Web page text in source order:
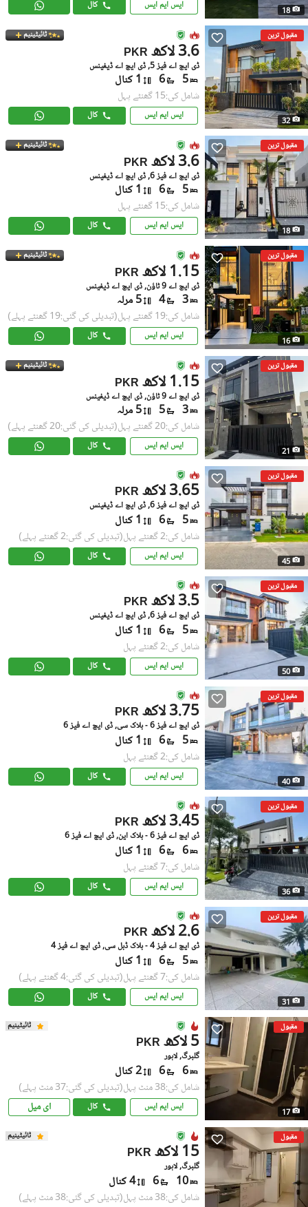
18 ایس ایم ایس کال
مقبول ترین
32
ٹائیٹینیم
PKR 3.6 لاکھ
ڈی ایچ اے فیز 5, ڈی ایچ اے ڈیفینس
5
6 1 کنال
شامل کی:15 گھنٹے پہل
ایس ایم ایس کال
مقبول ترین
18
ٹائیٹینیم
PKR 3.6 لاکھ
ڈی ایچ اے فیز 6, ڈی ایچ اے ڈیفینس
5
6 1 کنال
شامل کی:15 گھنٹے پہل
ایس ایم ایس کال
مقبول ترین
16
ٹائیٹینیم
PKR 1.15 لاکھ
ڈی ایچ اے 9 ٹاؤن, ڈی ایچ اے ڈیفینس
3
4 5 مرلہ
شامل کی:19 گھنٹے پہل (تبدیلی کی گئی:19 گھنٹے پہلے)
ایس ایم ایس کال
مقبول ترین
21
ٹائیٹینیم
PKR 1.15 لاکھ
ڈی ایچ اے 9 ٹاؤن, ڈی ایچ اے ڈیفینس
3
5 5 مرلہ
شامل کی:20 گھنٹے پہل (تبدیلی کی گئی:20 گھنٹے پہلے)
ایس ایم ایس کال
مقبول ترین
45
PKR 3.65 لاکھ
ڈی ایچ اے فیز 6, ڈی ایچ اے ڈیفینس
5
6 1 کنال
شامل کی:2 گھنٹے پہل (تبدیلی کی گئی:2 گھنٹے پہلے)
ایس ایم ایس کال
مقبول ترین
50
PKR 3.5 لاکھ
ڈی ایچ اے فیز 6, ڈی ایچ اے ڈیفینس
5
6 1 کنال
شامل کی:2 گھنٹے پہل
ایس ایم ایس کال
مقبول ترین
40
PKR 3.75 لاکھ
ڈی ایچ اے فیز 6 - بلاک سی, ڈی ایچ اے فیز 6
5
6 1 کنال
شامل کی:2 گھنٹے پہل
ایس ایم ایس کال
مقبول ترین
36
PKR 3.45 لاکھ
ڈی ایچ اے فیز 6 - بلاک این, ڈی ایچ اے فیز 6
6
6 1 کنال
شامل کی:7 گھنٹے پہل
ایس ایم ایس کال
مقبول ترین
31
PKR 2.6 لاکھ
ڈی ایچ اے فیز 4 - بلاک ڈبل سی, ڈی ایچ اے فیز 4
5
6 1 کنال
شامل کی:7 گھنٹے پہل (تبدیلی کی گئی:4 گھنٹے پہلے)
ایس ایم ایس کال
مقبول
17
ٹائیٹینیم
PKR 5 لاکھ
گلبرگ, لاہور
6
6 2 کنال
شامل کی:38 منٹ پہل (تبدیلی کی گئی:37 منٹ پہلے)
ایس ایم ایس کال ای میل
مقبول ٹائیٹینیم
PKR 15 لاکھ
گلبرگ, لاہور
10
6 4 کنال
شامل کی:38 منٹ پہل (تبدیلی کی گئی:38 منٹ پہلے)